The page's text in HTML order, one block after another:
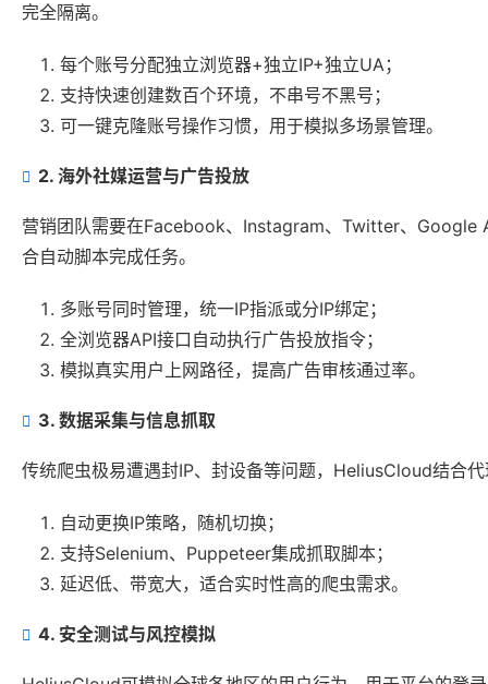
完全隔离。
每个账号分配独立浏览器+独立IP+独立UA；
支持快速创建数百个环境，不串号不黑号；
可一键克隆账号操作习惯，用于模拟多场景管理。
2. 海外社媒运营与广告投放
营销团队需要在Facebook、Instagram、Twitter、Google
合自动脚本完成任务。
多账号同时管理，统一IP指派或分IP绑定；
全浏览器API接口自动执行广告投放指令；
模拟真实用户上网路径，提高广告审核通过率。
3. 数据采集与信息抓取
传统爬虫极易遭遇封IP、封设备等问题，HeliusCloud结合
自动更换IP策略，随机切换；
支持Selenium、Puppeteer集成抓取脚本；
延迟低、带宽大，适合实时性高的爬虫需求。
4. 安全测试与风控模拟